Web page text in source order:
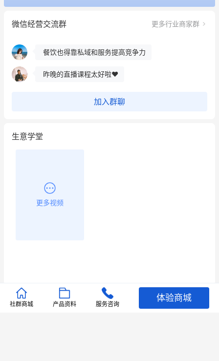
微信经营交流群 更多行业商家群
这个营销策划案例推荐大家看一下
用有赞就能在微信、小红书同时经营了
餐饮也得靠私域和服务提高竞争力
昨晚的直播课程太好啦❤️
加入群聊
生意学堂
更多视频
推荐文章
社群商城 产品资料 服务咨询
体验商城